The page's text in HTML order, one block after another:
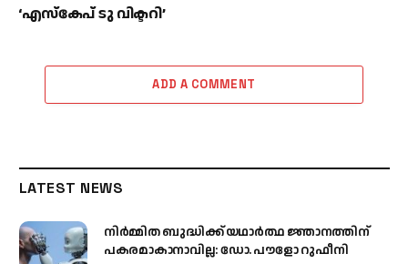
‘എസ്കേപ് ടു വിക്ടറി’
ADD A COMMENT
LATEST NEWS
നിർമ്മിത ബുദ്ധിക്ക് യഥാർത്ഥ ജ്ഞാനത്തിന്
പകരമാകാനാവില്ല: ഡോ. പൗളോ റുഫീനി